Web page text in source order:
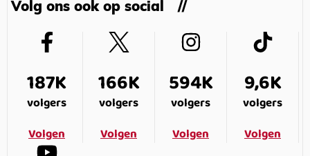
Volg ons ook op social
187K
volgers
Volgen
166K
volgers
Volgen
594K
volgers
Volgen
9,6K
volgers
Volgen